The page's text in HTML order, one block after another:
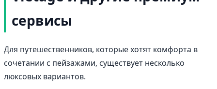
сервисы
Для путешественников, которые хотят комфорта в
сочетании с пейзажами, существует несколько
люксовых вариантов.